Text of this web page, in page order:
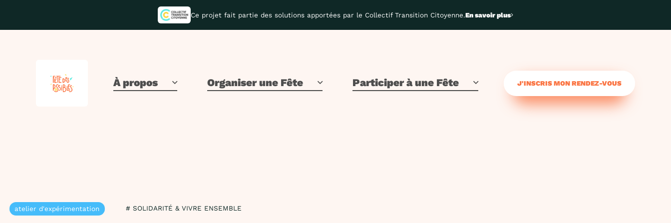
Ce projet fait partie des solutions apportées par le Collectif Transition Citoyenne.En savoir plus
À propos Organiser une Fête Participer à une Fête J'INSCRIS MON RENDEZ-VOUS
atelier d'expérimentation # SOLIDARITÉ & VIVRE ENSEMBLE